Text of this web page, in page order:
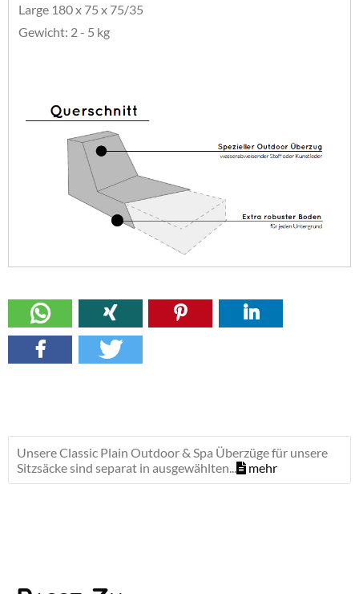
Large 180 x 75 x 75/35
Gewicht: 2 - 5 kg
Unsere Classic Plain Outdoor & Spa Überzüge für unsere
Sitzsäcke sind separat in ausgewählten...
mehr